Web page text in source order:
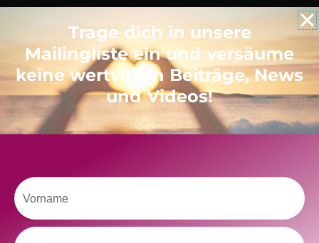
Like uns auf Facebook
akzeptieren und diesen Inhalt zu aktivieren
Trage dich in unsere
Mailingliste ein und versäume
keine wertvollen Beiträge, News
und Videos!
Vorname
Nachname